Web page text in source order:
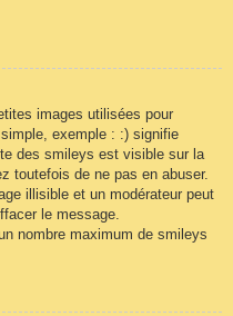
images utilisées pour
exemple : :) signifie
des smileys est visible sur la
toutefois de ne pas en abuser.
illisible et un modérateur peut
le message.
nombre maximum de smileys